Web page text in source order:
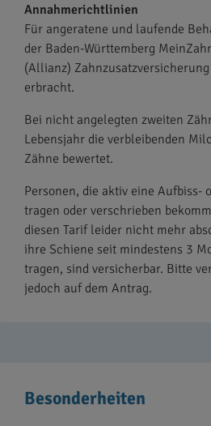
Annahmerichtlinien
Für angeratene und laufende
der Baden-Württemberg
(Allianz)
erbracht.
Bei nicht angelegten zweiten
Lebensjahr die verbleibenden
Zähne bewertet.
Personen, die aktiv eine Aufbiss-
tragen oder verschrieben
diesen Tarif leider nicht mehr
ihre Schiene seit mindestens 3
tragen, sind versicherbar. Bitte
jedoch auf dem Antrag.
Besonderheiten